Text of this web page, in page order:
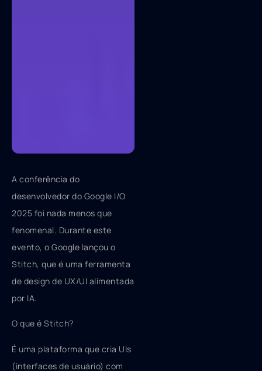
A conferência do
desenvolvedor do Google I/O
2025 foi nada menos que
fenomenal. Durante este
evento, o Google lançou o
Stitch, que é uma ferramenta
de design de UX/UI alimentada
por IA.
O que é Stitch?
É uma plataforma que cria UIs
(interfaces de usuário) com